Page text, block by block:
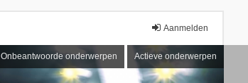
Aanmelden
Onbeantwoorde onderwerpen Actieve onderwerpen